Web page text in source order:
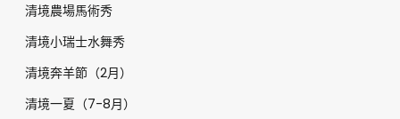
清境農場馬術秀
清境小瑞士水舞秀
清境奔羊節（2月）
清境一夏（7-8月）